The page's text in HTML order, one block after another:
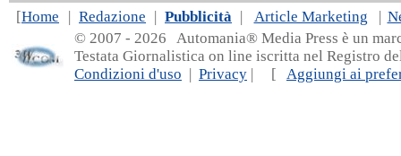
[Home | Redazione | Pubblicità | Article Marketing |
© 2007 - 2026 Automania® Media Press è un
Testata Giornalistica on line iscritta nel Registro
Condizioni d'uso | Privacy | [ Aggiungi ai